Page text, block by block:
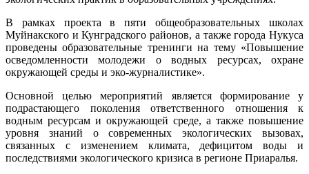
В рамках проекта в пяти общеобразовательных школах
Муйнакского и Кунградского районов, а также города Нукуса
проведены образовательные тренинги на тему «Повышение
осведомленности молодежи о водных ресурсах, охране
окружающей среды и эко-журналистике».
Основной целью мероприятий является формирование у
подрастающего поколения ответственного отношения к
водным ресурсам и окружающей среде, а также повышение
уровня знаний о современных экологических вызовах,
связанных с изменением климата, дефицитом воды и
последствиями экологического кризиса в регионе Приаралья.